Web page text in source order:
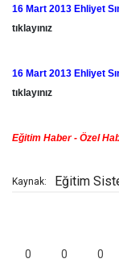
16 Mart 2013 Ehliyet
tıklayınız
16 Mart 2013 Ehliyet
tıklayınız
Eğitim Haber - Özel
Kaynak: Eğitim
0 0 0